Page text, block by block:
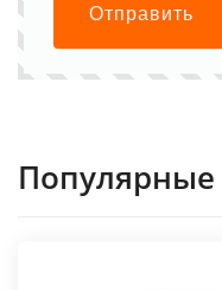
Отправить
Популярные